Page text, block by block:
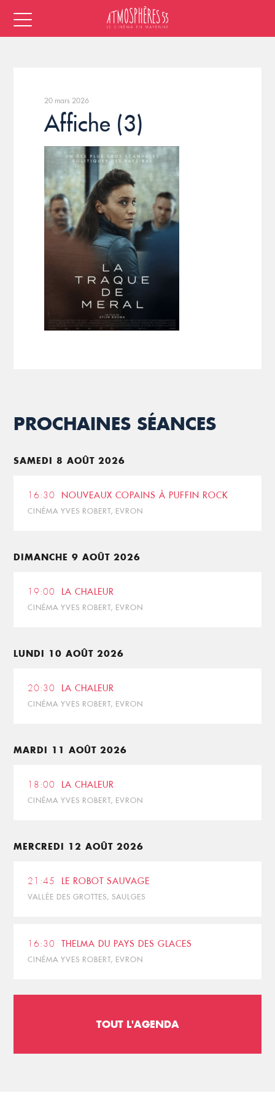
20 mars 2026
Affiche (3)
PROCHAINES SÉANCES
SAMEDI 8 AOÛT 2026
16:30 NOUVEAUX COPAINS À PUFFIN ROCK
CINÉMA YVES ROBERT, EVRON
DIMANCHE 9 AOÛT 2026
19:00 LA CHALEUR
CINÉMA YVES ROBERT, EVRON
LUNDI 10 AOÛT 2026
20:30 LA CHALEUR
CINÉMA YVES ROBERT, EVRON
MARDI 11 AOÛT 2026
18:00 LA CHALEUR
CINÉMA YVES ROBERT, EVRON
MERCREDI 12 AOÛT 2026
21:45 LE ROBOT SAUVAGE
VALLÉE DES GROTTES, SAULGES
16:30 THELMA DU PAYS DES GLACES
CINÉMA YVES ROBERT, EVRON
TOUT L'AGENDA